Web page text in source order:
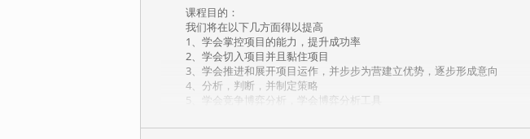
课程目的：
我们将在以下几方面得以提高
1、学会掌控项目的能力，提升成功率
2、学会切入项目并且黏住项目
3、学会推进和展开项目运作，并步步为营建立优势，逐步形成意向
4、分析，判断，并制定策略
5、学会竞争博弈分析，学会博弈分析工具
7、项目运作评价工具，及时了解项目运作好坏状态